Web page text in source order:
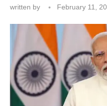
written by February 11,